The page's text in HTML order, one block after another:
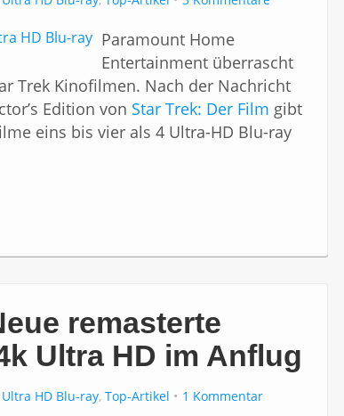
Paramount Home
Entertainment überrascht
Trek Kinofilmen. Nach der Nachricht
Edition von Star Trek: Der Film gibt
eins bis vier als 4 Ultra-HD Blu-ray
remasterte
Ultra HD im Anflug
HD Blu-ray, Top-Artikel 1 Kommentar